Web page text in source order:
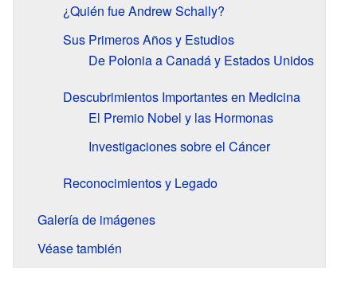
¿Quién fue Andrew Schally?
Sus Primeros Años y Estudios
De Polonia a Canadá y Estados Unidos
Descubrimientos Importantes en Medicina
El Premio Nobel y las Hormonas
Investigaciones sobre el Cáncer
Reconocimientos y Legado
Galería de imágenes
Véase también